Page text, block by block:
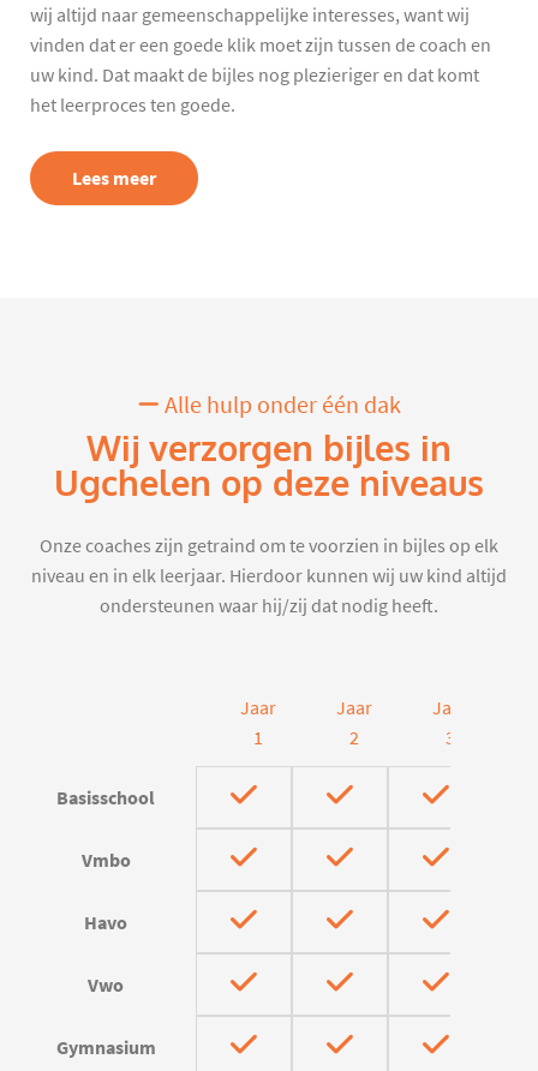
wij altijd naar gemeenschappelijke interesses, want wij
vinden dat er een goede klik moet zijn tussen de coach en
uw kind. Dat maakt de bijles nog plezieriger en dat komt
het leerproces ten goede.
Lees meer
Alle hulp onder één dak
Wij verzorgen bijles in
Ugchelen op deze niveaus
Onze coaches zijn getraind om te voorzien in bijles op elk
niveau en in elk leerjaar. Hierdoor kunnen wij uw kind altijd
ondersteunen waar hij/zij dat nodig heeft.
Jaar
1
Jaar
2
Jaar
3
Basisschool
Vmbo
Havo
Vwo
Gymnasium